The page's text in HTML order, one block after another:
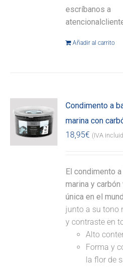
escríbanos a
Añadir al carrito
Condimento a
marina con
18,95€ (IVA
El condimento
marina y
única en el
junto a su tono
y contraste en
Alto
Forma y
la flor de